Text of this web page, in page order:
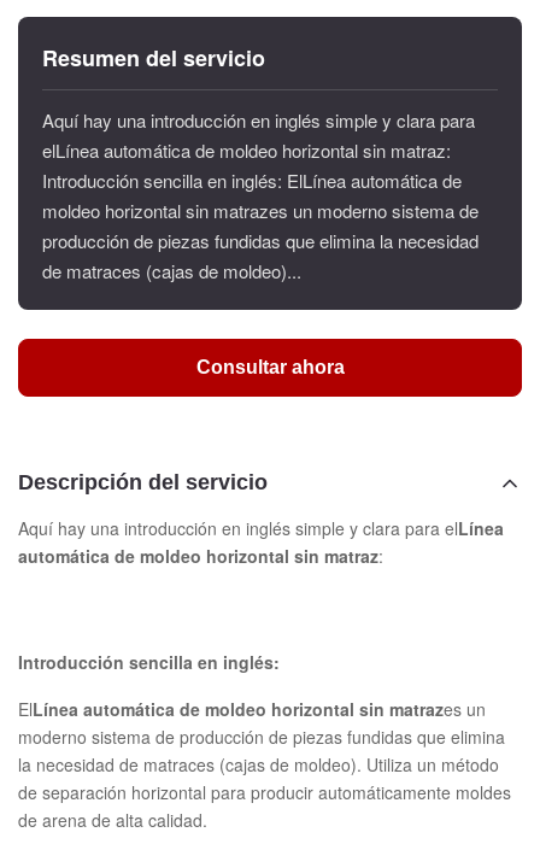
Resumen del servicio
Aquí hay una introducción en inglés simple y clara para
elLínea automática de moldeo horizontal sin matraz:
Introducción sencilla en inglés: ElLínea automática de
moldeo horizontal sin matrazes un moderno sistema de
producción de piezas fundidas que elimina la necesidad
de matraces (cajas de moldeo)...
Consultar ahora
Descripción del servicio
Aquí hay una introducción en inglés simple y clara para elLínea
automática de moldeo horizontal sin matraz:
Introducción sencilla en inglés:
ElLínea automática de moldeo horizontal sin matrazes un
moderno sistema de producción de piezas fundidas que elimina
la necesidad de matraces (cajas de moldeo). Utiliza un método
de separación horizontal para producir automáticamente moldes
de arena de alta calidad.